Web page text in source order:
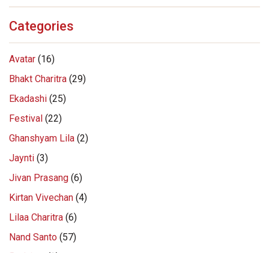
Categories
Avatar (16)
Bhakt Charitra (29)
Ekadashi (25)
Festival (22)
Ghanshyam Lila (2)
Jaynti (3)
Jivan Prasang (6)
Kirtan Vivechan (4)
Lilaa Charitra (6)
Nand Santo (57)